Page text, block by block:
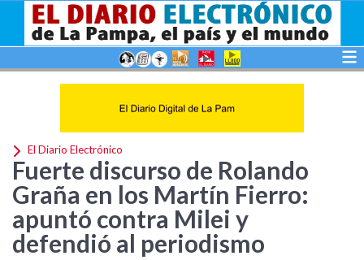
El Diario Electrónico
Fuerte discurso de Rolando
Graña en los Martín Fierro:
apuntó contra Milei y
defendió al periodismo